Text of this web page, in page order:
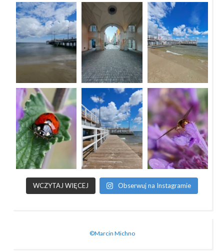
WCZYTAJ WIĘCEJ Obserwuj na Instagramie
©Marcin Michno